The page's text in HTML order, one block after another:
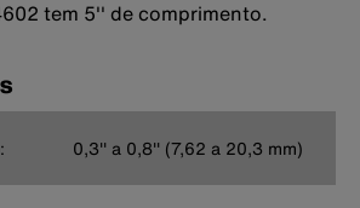
tem 5'' de comprimento.
0,3'' a 0,8'' (7,62 a 20,3 mm)